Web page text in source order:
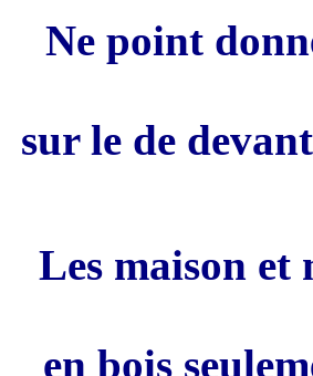
Ne point
sur le de
Les maison et
en bois se